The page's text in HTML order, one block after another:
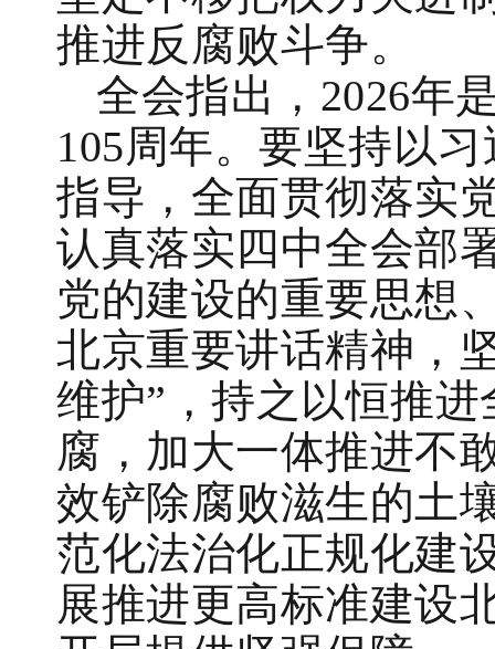
推进反腐败斗争。
全会指出，2026年
105周年。要坚持以
指导，全面贯彻落实
认真落实四中全会部
党的建设的重要思想
北京重要讲话精神，
维护”，持之以恒推
腐，加大一体推进不
效铲除腐败滋生的土
范化法治化正规化建
展推进更高标准建设